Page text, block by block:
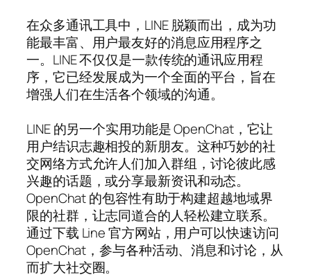
在众多通讯工具中，LINE 脱颖而出，成为功
能最丰富、用户最友好的消息应用程序之
一。LINE 不仅仅是一款传统的通讯应用程
序，它已经发展成为一个全面的平台，旨在
增强人们在生活各个领域的沟通。
LINE 的另一个实用功能是 OpenChat，它让
用户结识志趣相投的新朋友。这种巧妙的社
交网络方式允许人们加入群组，讨论彼此感
兴趣的话题，或分享最新资讯和动态。
OpenChat 的包容性有助于构建超越地域界
限的社群，让志同道合的人轻松建立联系。
通过下载 Line 官方网站，用户可以快速访问
OpenChat，参与各种活动、消息和讨论，从
而扩大社交圈。